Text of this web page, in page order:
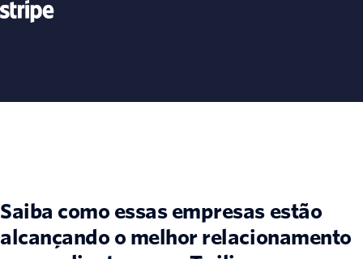
Saiba como essas empresas estão
alcançando o melhor relacionamento